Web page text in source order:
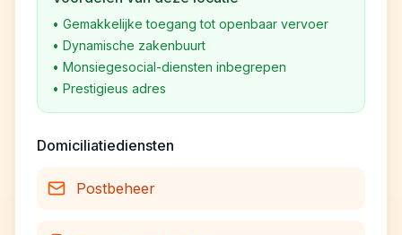
• Gemakkelijke toegang tot openbaar vervoer
• Dynamische zakenbuurt
• Monsiegesocial-diensten inbegrepen
• Prestigieus adres
Domiciliatiediensten
Postbeheer